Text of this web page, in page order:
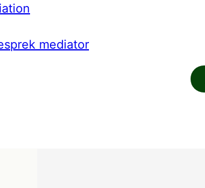
mediator